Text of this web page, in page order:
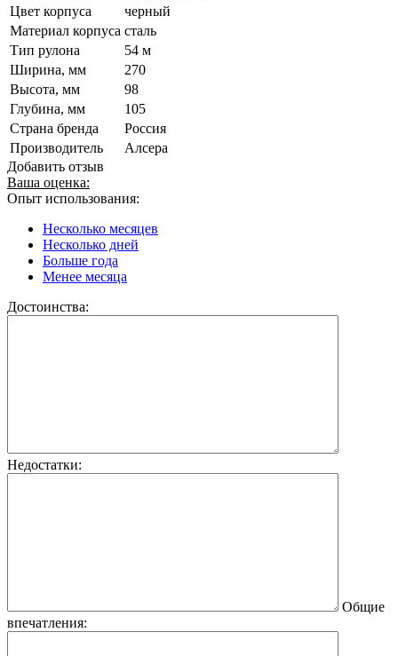
Цвет корпуса
черный
Материал корпуса сталь
Тип рулона
54 м
Ширина, мм
270
Высота, мм
98
Глубина, мм
105
Страна бренда
Россия
Производитель
Алсера
Добавить отзыв
Ваша оценка:
Опыт использования:
Несколько месяцев
Несколько дней
Больше года
Менее месяца
Достоинства:
Недостатки:
Общие
впечатления: